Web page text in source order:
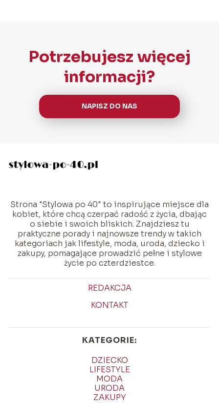
Potrzebujesz więcej
informacji?
NAPISZ DO NAS
Strona "Stylowa po 40" to inspirujące miejsce dla
kobiet, które chcą czerpać radość z życia, dbając
o siebie i swoich bliskich. Znajdziesz tu
praktyczne porady i najnowsze trendy w takich
kategoriach jak lifestyle, moda, uroda, dziecko i
zakupy, pomagające prowadzić pełne i stylowe
życie po czterdziestce.
REDAKCJA
KONTAKT
KATEGORIE:
DZIECKO
LIFESTYLE
MODA
URODA
ZAKUPY